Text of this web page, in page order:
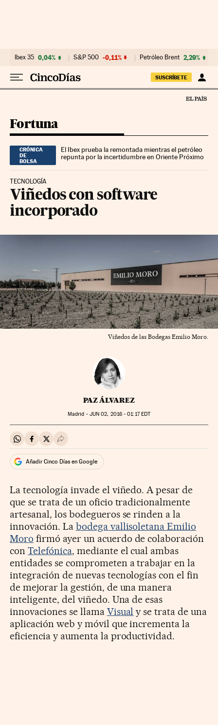
Ibex 35 0,04% S&P 500 -0,11% Petróleo Brent 2,29%
SUSCRÍBETE
Fortuna
CRÓNICA
DE
BOLSA
El Ibex prueba la remontada mientras el petróleo
repunta por la incertidumbre en Oriente Próximo
TECNOLOGÍA
Viñedos con software
incorporado
Viñedos de las Bodegas Emilio Moro.
PAZ ÁLVAREZ
Madrid - JUN 02, 2016 - 01:17EDT
Compartir en Whatsapp
Compartir en Facebook
Compartir en Twitter
Desplegar Redes Sociales
Añadir Cinco Días en Google
La tecnología invade el viñedo. A pesar de
que se trata de un oficio tradicionalmente
artesanal, los bodegueros se rinden a la
innovación. La bodega vallisoletana Emilio
Moro firmó ayer un acuerdo de colaboración
con Telefónica, mediante el cual ambas
entidades se comprometen a trabajar en la
integración de nuevas tecnologías con el fin
de mejorar la gestión, de una manera
inteligente, del viñedo. Una de esas
innovaciones se llama Visual y se trata de una
aplicación web y móvil que incrementa la
eficiencia y aumenta la productividad.